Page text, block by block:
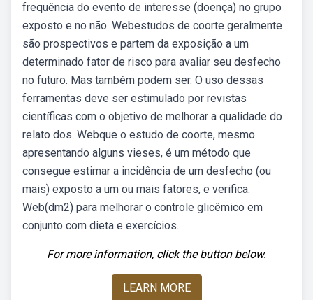
frequência do evento de interesse (doença) no grupo
exposto e no não. Webestudos de coorte geralmente
são prospectivos e partem da exposição a um
determinado fator de risco para avaliar seu desfecho
no futuro. Mas também podem ser. O uso dessas
ferramentas deve ser estimulado por revistas
científicas com o objetivo de melhorar a qualidade do
relato dos. Webque o estudo de coorte, mesmo
apresentando alguns vieses, é um método que
consegue estimar a incidência de um desfecho (ou
mais) exposto a um ou mais fatores, e verifica.
Web(dm2) para melhorar o controle glicêmico em
conjunto com dieta e exercícios.
For more information, click the button below.
LEARN MORE